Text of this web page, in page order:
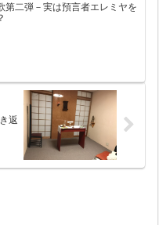
第二弾－実は預言者エレミヤを
返